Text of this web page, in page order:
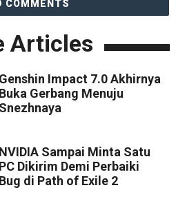
COMMENTS
Articles
Genshin Impact 7.0 Akhirnya
Buka Gerbang Menuju
Snezhnaya
NVIDIA Sampai Minta Satu
PC Dikirim Demi Perbaiki
Bug di Path of Exile 2